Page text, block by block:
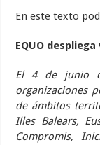
En este texto
EQUO
El 4 de junio
organizaciones
de ámbitos
Illes Balears,
Compromis,